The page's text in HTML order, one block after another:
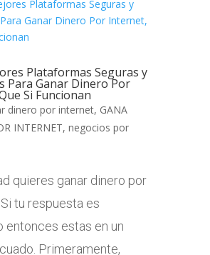
Plataformas Seguras y
Para Ganar Dinero Por
Si Funcionan
dinero por internet, GANA
INTERNET, negocios por
quieres ganar dinero por
tu respuesta es
entonces estas en un
Primeramente,